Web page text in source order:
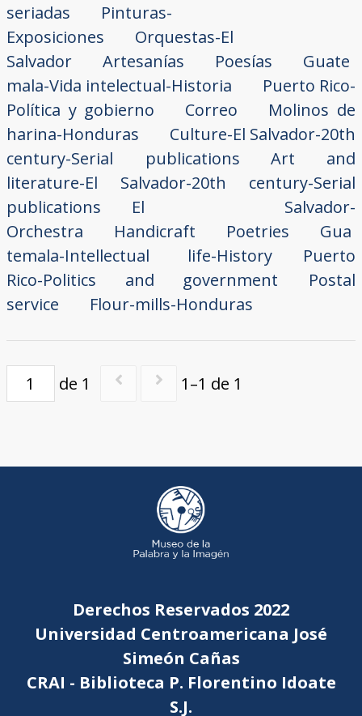
seriadas
Pinturas-
Exposiciones
Orquestas-El
Salvador
Artesanías Poesías
Guate
mala-Vida intelectual-Historia
Puerto Rico-
Política y gobierno
Correo
Molinos de
harina-Honduras
Culture-El Salvador-20th
century-Serial publications
Art and
literature-El Salvador-20th century-Serial
publications
El Salvador-
Orchestra
Handicraft Poetries
Gua
temala-Intellectual life-History
Puerto
Rico-Politics and government
Postal
service
Flour-mills-Honduras
de 1 1–1 de 1
Derechos Reservados 2022
Universidad Centroamericana José
Simeón Cañas
CRAI - Biblioteca P. Florentino Idoate
S.J.